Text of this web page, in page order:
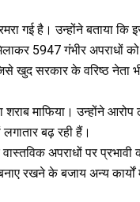
गई है। उन्होंने बताया कि
5947 गंभीर अपराधों को
खुद सरकार के वरिष्ठ नेता
शराब माफिया। उन्होंने
बढ़ रही हैं।
अपराधों पर प्रभावी
रखने के बजाय अन्य